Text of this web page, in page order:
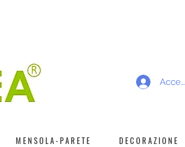
Accedi
M E N S O L A - P A R E T E D E C O R A Z I O N E